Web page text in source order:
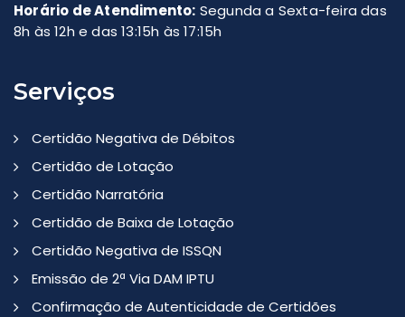
Horário de Atendimento: Segunda a Sexta-feira das
8h às 12h e das 13:15h às 17:15h
Serviços
Certidão Negativa de Débitos
Certidão de Lotação
Certidão Narratória
Certidão de Baixa de Lotação
Certidão Negativa de ISSQN
Emissão de 2ª Via DAM IPTU
Confirmação de Autenticidade de Certidões